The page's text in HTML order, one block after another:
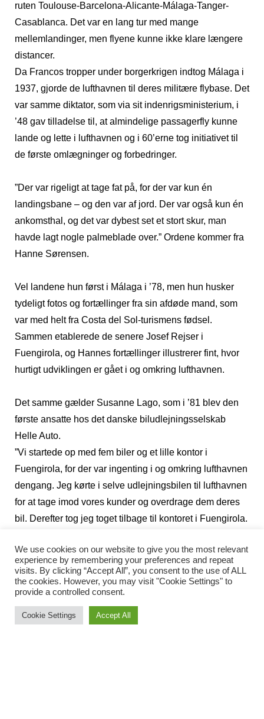
ruten Toulouse-Barcelona-Alicante-Málaga-Tanger-
Casablanca. Det var en lang tur med mange
mellemlandinger, men flyene kunne ikke klare længere
distancer.
Da Francos tropper under borgerkrigen indtog Málaga i
1937, gjorde de lufthavnen til deres militære flybase. Det
var samme diktator, som via sit indenrigsministerium, i
’48 gav tilladelse til, at almindelige passagerfly kunne
lande og lette i lufthavnen og i 60’erne tog initiativet til
de første omlægninger og forbedringer.
”Der var rigeligt at tage fat på, for der var kun én
landingsbane – og den var af jord. Der var også kun én
ankomsthal, og det var dybest set et stort skur, man
havde lagt nogle palmeblade over.” Ordene kommer fra
Hanne Sørensen.
Vel landene hun først i Málaga i ’78, men hun husker
tydeligt fotos og fortællinger fra sin afdøde mand, som
var med helt fra Costa del Sol-turismens fødsel.
Sammen etablerede de senere Josef Rejser i
Fuengirola, og Hannes fortællinger illustrerer fint, hvor
hurtigt udviklingen er gået i og omkring lufthavnen.
Det samme gælder Susanne Lago, som i ’81 blev den
første ansatte hos det danske biludlejningsselskab
Helle Auto.
”Vi startede op med fem biler og et lille kontor i
Fuengirola, for der var ingenting i og omkring lufthavnen
dengang. Jeg kørte i selve udlejningsbilen til lufthavnen
for at tage imod vores kunder og overdrage dem deres
bil. Derefter tog jeg toget tilbage til kontoret i Fuengirola.
arbejdsdag, at få én bil på gaden,” fortæller Susanne
med et smil.
Hun husker også tydeligt, hvordan det gik for sig, når
”Dengang var der kun én vej til lufthavnen, og det var
We use cookies on our website to give you the most relevant
experience by remembering your preferences and repeat
visits. By clicking “Accept All”, you consent to the use of ALL
the cookies. However, you may visit "Cookie Settings" to
provide a controlled consent.
Cookie Settings Accept All